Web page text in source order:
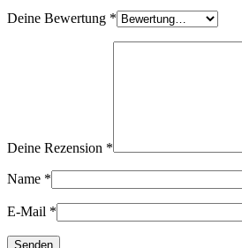
Deine Bewertung *
Deine Rezension *
Name *
E-Mail *